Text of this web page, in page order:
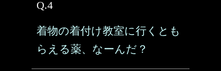
Q.4
着物の着付け教室に行くとも
らえる薬、なーんだ？